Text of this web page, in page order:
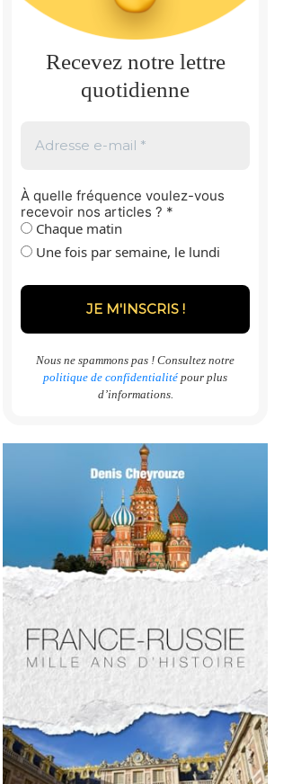
Recevez notre lettre
quotidienne
À quelle fréquence voulez-vous
recevoir nos articles ? *
Chaque matin
Une fois par semaine, le lundi
Nous ne spammons pas ! Consultez notre
politique de confidentialité pour plus
d’informations.